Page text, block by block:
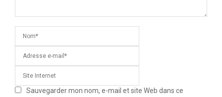
Sauvegarder mon nom, e-mail et site Web dans ce